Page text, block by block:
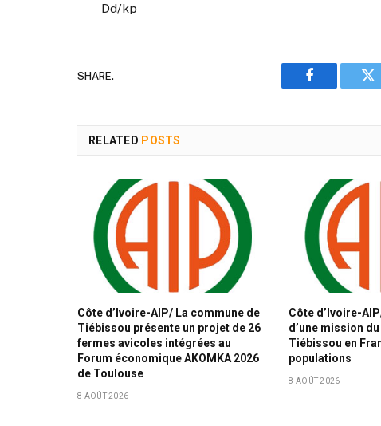
Dd/kp
SHARE.
Facebook
RELATED POSTS
Côte d’Ivoire-AIP/ La commune de
Tiébissou présente un projet de 26
fermes avicoles intégrées au
Forum économique AKOMKA 2026
de Toulouse
8 AOÛT 2026
Côte d’Ivoire-
d’une mission
Tiébissou en
populations
8 AOÛT 2026